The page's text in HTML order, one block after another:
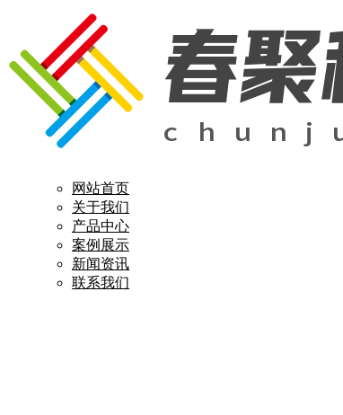
网站首页
关于我们
产品中心
案例展示
新闻资讯
联系我们